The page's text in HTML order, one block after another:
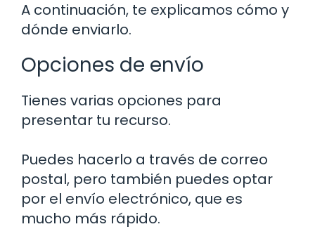
A continuación, te explicamos cómo y
dónde enviarlo.
Opciones de envío
Tienes varias opciones para
presentar tu recurso.
Puedes hacerlo a través de correo
postal, pero también puedes optar
por el envío electrónico, que es
mucho más rápido.